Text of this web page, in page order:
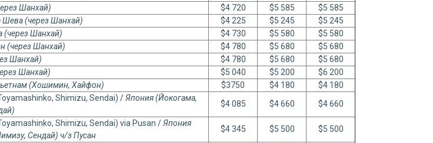
Шанхай) $4 720 $5 585
$5 585
Шева (через Шанхай) $4 225 $5 245
$5 245
(через Шанхай) $4 730 $5 580
$5 580
(через Шанхай) $4 780 $5 680
$5 680
Шанхай) $4 780 $5 680
$5 680
Шанхай) $5 040 $5 200
$6 200
(Хошимин, Хайфон) $3750 $4 180
$4 180
Shimizu, Sendai) /Япония (Йокогама,
$4 085 $4 660 $4 660
Shimizu, Sendai) via Pusan /Япония
Сендай) ч/з Пусан
$4 345 $5 500 $5 500